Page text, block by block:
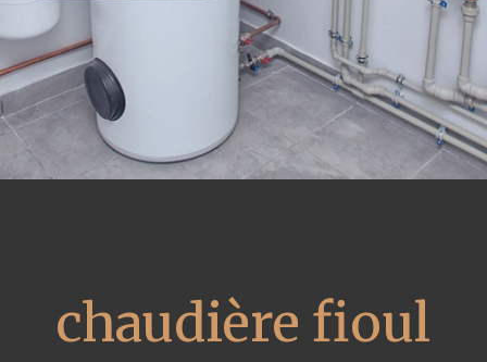
chaudière fioul